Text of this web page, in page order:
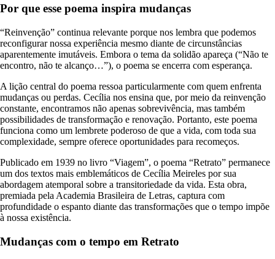
Por que esse poema inspira mudanças
“Reinvenção” continua relevante porque nos lembra que podemos
reconfigurar nossa experiência mesmo diante de circunstâncias
aparentemente imutáveis. Embora o tema da solidão apareça (“Não te
encontro, não te alcanço…”), o poema se encerra com esperança.
A lição central do poema ressoa particularmente com quem enfrenta
mudanças ou perdas. Cecília nos ensina que, por meio da reinvenção
constante, encontramos não apenas sobrevivência, mas também
possibilidades de transformação e renovação. Portanto, este poema
funciona como um lembrete poderoso de que a vida, com toda sua
complexidade, sempre oferece oportunidades para recomeços.
Publicado em 1939 no livro “Viagem”, o poema “Retrato” permanece
um dos textos mais emblemáticos de Cecília Meireles por sua
abordagem atemporal sobre a transitoriedade da vida. Esta obra,
premiada pela Academia Brasileira de Letras, captura com
profundidade o espanto diante das transformações que o tempo impõe
à nossa existência.
Mudanças com o tempo em Retrato